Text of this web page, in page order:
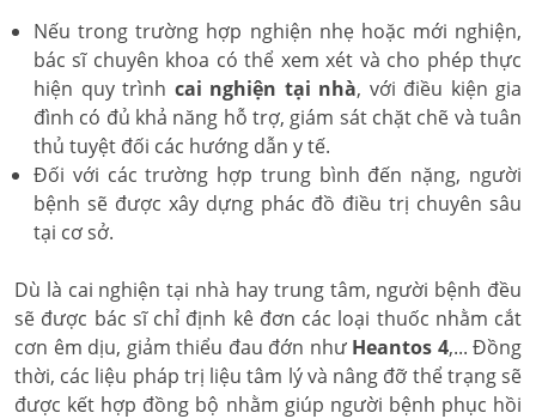
Nếu trong trường hợp nghiện nhẹ hoặc mới nghiện,
bác sĩ chuyên khoa có thể xem xét và cho phép thực
hiện quy trình cai nghiện tại nhà, với điều kiện gia
đình có đủ khả năng hỗ trợ, giám sát chặt chẽ và tuân
thủ tuyệt đối các hướng dẫn y tế.
Đối với các trường hợp trung bình đến nặng, người
bệnh sẽ được xây dựng phác đồ điều trị chuyên sâu
tại cơ sở.
Dù là cai nghiện tại nhà hay trung tâm, người bệnh đều
sẽ được bác sĩ chỉ định kê đơn các loại thuốc nhằm cắt
cơn êm dịu, giảm thiểu đau đớn như Heantos 4,... Đồng
thời, các liệu pháp trị liệu tâm lý và nâng đỡ thể trạng sẽ
được kết hợp đồng bộ nhằm giúp người bệnh phục hồi